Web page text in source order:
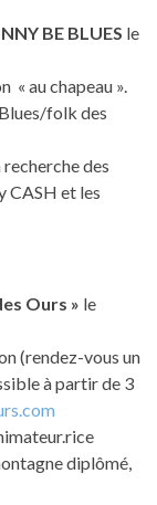
BE BLUES le
« au chapeau ».
folk des
des
CASH et les
Ours » le
(rendez-vous un
à partir de 3
diplômé,